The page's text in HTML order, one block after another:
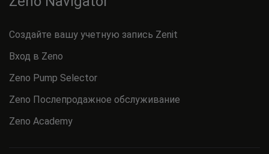
Создайте вашу учетную запись Zenit
Вход в Zeno
Zeno Pump Selector
Zeno Послепродажное обслуживание
Zeno Academy